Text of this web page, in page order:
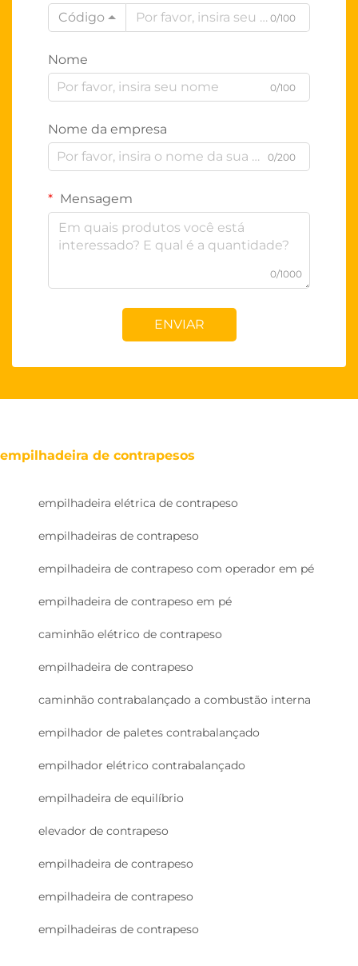
Código 0/100
Nome
0/100
Nome da empresa
0/200
Mensagem
0/1000
ENVIAR
empilhadeira de contrapesos
empilhadeira elétrica de contrapeso
empilhadeiras de contrapeso
empilhadeira de contrapeso com operador em pé
empilhadeira de contrapeso em pé
caminhão elétrico de contrapeso
empilhadeira de contrapeso
caminhão contrabalançado a combustão interna
empilhador de paletes contrabalançado
empilhador elétrico contrabalançado
empilhadeira de equilíbrio
elevador de contrapeso
empilhadeira de contrapeso
empilhadeira de contrapeso
empilhadeiras de contrapeso